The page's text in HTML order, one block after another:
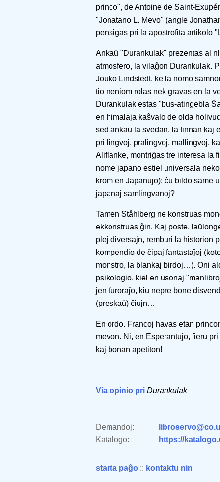
princo", de Antoine de Saint-
"Jonatano L. Mevo" (angle
pensigas pri la apostrofita artikolo
Ankaŭ "Durankulak" prezentas al
atmosfero, la vilaĝon Durankulak.
Jouko Lindstedt, ke la nomo
tio neniom rolas nek gravas en la
Durankulak estas "bus-atingebla
en himalaja kaŝvalo de olda
sed ankaŭ la svedan, la finnan kaj
pri lingvoj, pralingvoj, mallingvoj,
Aliflanke, montriĝas tre interesa la
nome japano estiel universala
krom en Japanujo): ĉu bildo same
japanaj samlingvanoj?
Tamen Ståhlberg ne konstruas
ekkonstruas ĝin. Kaj poste,
plej diversajn, remburi la historion
kompendio de ĉipaj fantastaĵoj
monstro, la blankaj birdoj…). Oni
psikologio, kiel en usonaj
jen furoraĵo, kiu nepre bone
(preskaŭ) ĉiujn…
En ordo. Francoj havas etan
mevon. Ni, en Esperantujo, fieru
kaj bonan apetiton!
Via opinio pri Durankulak
Demandoj:
Katalogo:
https://
starta paĝo :: kontaktu nin